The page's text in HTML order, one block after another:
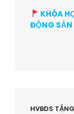
KHÓA
ĐỘNG
HVBDS